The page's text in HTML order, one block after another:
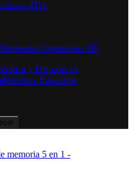
4Tec
Repuestos Impresoras 3D
y Dispositivo
Robótica Educativa